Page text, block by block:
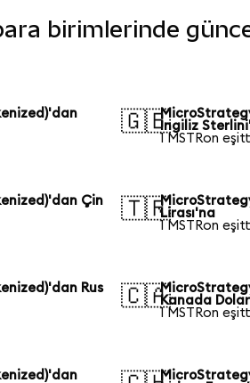
birimlerinde
🇬🇧İngiliz
1 MSTRon
Çin
🇹🇷Lirası'na
1 MSTRon
Rus
🇨🇦Kanada
1 MSTRon